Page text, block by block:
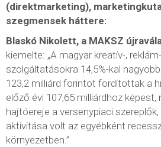
(direktmarketing),
szegmensek háttere:
Blaskó Nikolett, a MAKSZ
kiemelte: „A magyar kreatív-,
szolgáltatásokra 14,5%-kal
123,2 milliárd forintot fordítottak a
előző évi 107,65 milliárdhoz
hajtóereje a versenypiaci
aktivitása volt az egyébként
környezetben.”